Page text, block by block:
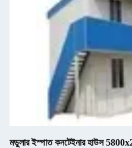
মডুলার ইস্পাত কনটেইনার হাউস